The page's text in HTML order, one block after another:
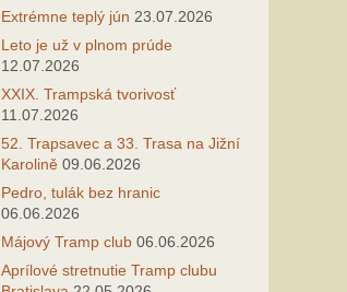
Extrémne teplý jún 23.07.2026
Leto je už v plnom prúde
12.07.2026
XXIX. Trampská tvorivosť
11.07.2026
52. Trapsavec a 33. Trasa na Jižní
Karolině 09.06.2026
Pedro, tulák bez hranic
06.06.2026
Májový Tramp club 06.06.2026
Aprílové stretnutie Tramp clubu